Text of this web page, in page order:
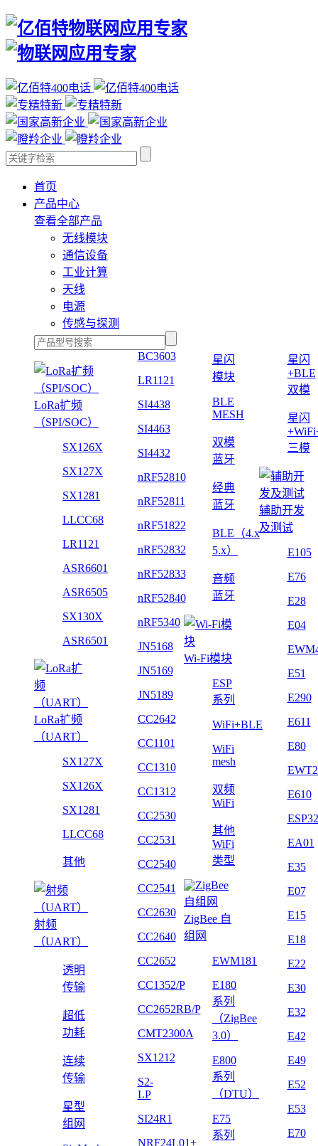
首页
产品中心
查看全部产品
无线模块
通信设备
工业计算
天线
电源
传感与探测
LoRa扩频
（SPI/SOC）
SX126X
SX127X
SX1281
LLCC68
LR1121
ASR6601
ASR6505
SX130X
ASR6501
LoRa扩频
（UART）
SX127X
SX126X
SX1281
LLCC68
其他
射频
（UART）
透明
传输
超低
功耗
连续
传输
星型
组网
BC3603
LR1121
SI4438
SI4463
SI4432
nRF52810
nRF52811
nRF51822
nRF52832
nRF52833
nRF52840
nRF5340
JN5168
JN5169
JN5189
CC2642
CC1101
CC1310
CC1312
CC2530
CC2531
CC2540
CC2541
CC2630
CC2640
CC2652
CC1352/P
CC2652RB/P
CMT2300A
SX1212
S2-
LP
SI24R1
NRF24L01+
星闪
模块
BLE
MESH
双模
蓝牙
经典
蓝牙
BLE（4.x
5.x）
音频
蓝牙
Wi-Fi模块
ESP
系列
WiFi+BLE
WiFi
mesh
双频
WiFi
其他
WiFi
类型
ZigBee 自
组网
EWM181
E180
系列
（ZigBee
3.0）
E800
系列
（DTU）
E75
系列
星闪
+BLE
双模
星闪
三模
辅助开发
及测试
E105
E76
E28
E04
E51
E290
E611
E80
E610
ESP32
EA01
E35
E07
E15
E18
E22
E30
E32
E42
E49
E52
E53
E70